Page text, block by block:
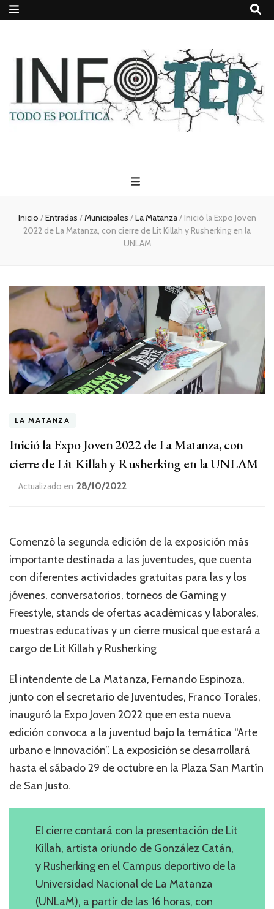
Todo es
(rosca)
política
Inicio /Entradas /Municipales /La Matanza/ Inició la Expo Joven
2022 de La Matanza, con cierre de Lit Killah y Rusherking en la
UNLAM
LA MATANZA
Inició la Expo Joven 2022 de La Matanza, con
cierre de Lit Killah y Rusherking en la UNLAM
Actualizado en 28/10/2022
Comenzó la segunda edición de la exposición más
importante destinada a las juventudes, que cuenta
con diferentes actividades gratuitas para las y los
jóvenes, conversatorios, torneos de Gaming y
Freestyle, stands de ofertas académicas y laborales,
muestras educativas y un cierre musical que estará a
cargo de Lit Killah y Rusherking
El intendente de La Matanza, Fernando Espinoza,
junto con el secretario de Juventudes, Franco Torales,
inauguró la Expo Joven 2022 que en esta nueva
edición convoca a la juventud bajo la temática “Arte
urbano e Innovación”. La exposición se desarrollará
hasta el sábado 29 de octubre en la Plaza San Martín
de San Justo.
El cierre contará con la presentación de Lit
Killah, artista oriundo de González Catán,
y Rusherking en el Campus deportivo de la
Universidad Nacional de La Matanza
(UNLaM), a partir de las 16 horas, con